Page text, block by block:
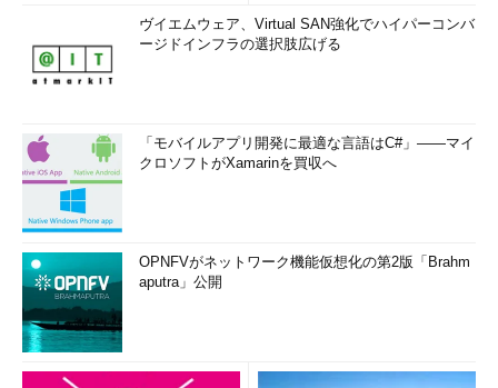
ヴイエムウェア、Virtual SAN強化でハイパーコンバ
ージドインフラの選択肢広げる
「モバイルアプリ開発に最適な言語はC#」――マイ
クロソフトがXamarinを買収へ
OPNFVがネットワーク機能仮想化の第2版「Brahm
aputra」公開